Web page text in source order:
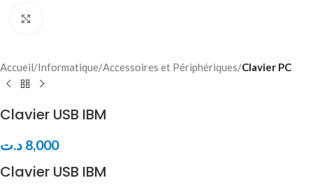
Accueil Informatique Accessoires et Périphériques Clavier PC
Clavier USB IBM
8,000 د.ت
Clavier USB IBM